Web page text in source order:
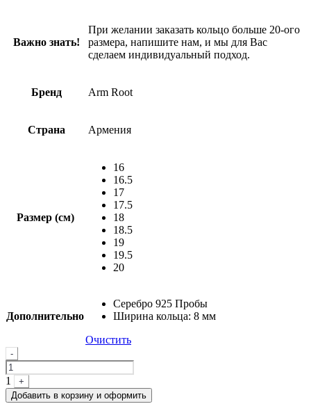
Важно знать!
При желании заказать кольцо больше 20-ого
размера, напишите нам, и мы для Вас
сделаем индивидуальный подход.
Бренд Arm Root
Страна Армения
Размер (см)
16
16.5
17
17.5
18
18.5
19
19.5
20
Дополнительно
Серебро 925 Пробы
Ширина кольца: 8 мм
Очистить
Quantity
-
1
+
Добавить в корзину и оформить